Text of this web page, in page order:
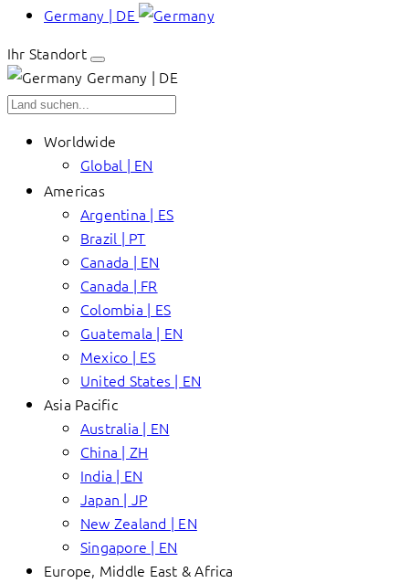
Germany | DE
Ihr Standort
Germany | DE
Worldwide
Global | EN
Americas
Argentina | ES
Brazil | PT
Canada | EN
Canada | FR
Colombia | ES
Guatemala | EN
Mexico | ES
United States | EN
Asia Pacific
Australia | EN
China | ZH
India | EN
Japan | JP
New Zealand | EN
Singapore | EN
Europe, Middle East & Africa